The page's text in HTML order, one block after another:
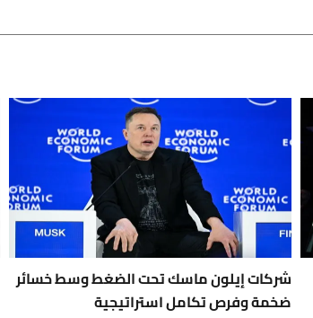
شركات إيلون ماسك تحت الضغط وسط خسائر
ضخمة وفرص تكامل استراتيجية